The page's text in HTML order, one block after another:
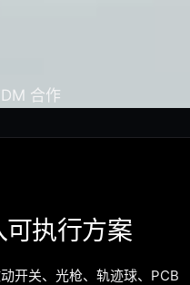
合作
执行方案
开关、光枪、轨迹球、PCB